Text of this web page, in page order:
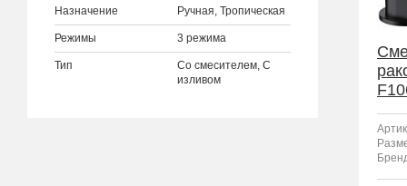
Назначение Ручная, Тропическая
Режимы 3 режима
Тип
Со смесителем, С
изливом